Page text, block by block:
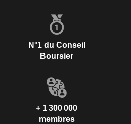
N°1 du Conseil
Boursier
+ 1 300 000
membres